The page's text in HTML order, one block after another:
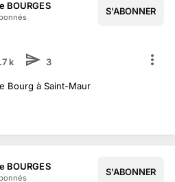
BOURGES
s
S'ABONNER
k 3
Bourg à Saint-Maur
BOURGES
s
S'ABONNER